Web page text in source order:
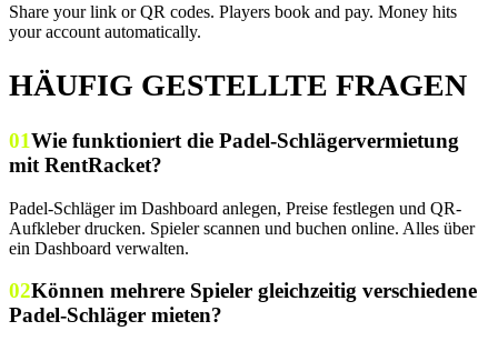
Share your link or QR codes. Players book and pay. Money hits
your account automatically.
HÄUFIG GESTELLTE FRAGEN
01Wie funktioniert die Padel-Schlägervermietung
mit RentRacket?
Padel-Schläger im Dashboard anlegen, Preise festlegen und QR-
Aufkleber drucken. Spieler scannen und buchen online. Alles über
ein Dashboard verwalten.
02Können mehrere Spieler gleichzeitig verschiedene
Padel-Schläger mieten?